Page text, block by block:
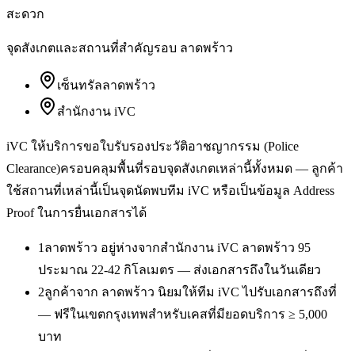
สะดวก
จุดสังเกตและสถานที่สำคัญรอบ ลาดพร้าว
เซ็นทรัลลาดพร้าว
สำนักงาน iVC
iVC ให้บริการขอใบรับรองประวัติอาชญากรรม (Police
Clearance)ครอบคลุมพื้นที่รอบจุดสังเกตเหล่านี้ทั้งหมด — ลูกค้า
ใช้สถานที่เหล่านี้เป็นจุดนัดพบทีม iVC หรือเป็นข้อมูล Address
Proof ในการยื่นเอกสารได้
1 ลาดพร้าว อยู่ห่างจากสำนักงาน iVC ลาดพร้าว 95
ประมาณ 22-42 กิโลเมตร — ส่งเอกสารถึงในวันเดียว
2ลูกค้าจาก ลาดพร้าว นิยมให้ทีม iVC ไปรับเอกสารถึงที่
— ฟรีในเขตกรุงเทพสำหรับเคสที่มียอดบริการ ≥ 5,000
บาท